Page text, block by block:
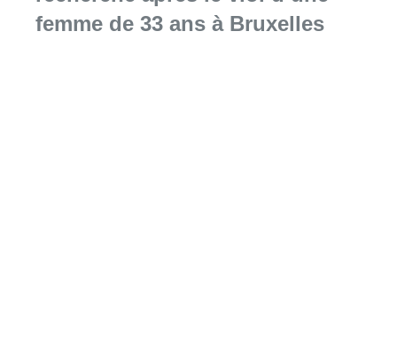
femme de 33 ans à Bruxelles